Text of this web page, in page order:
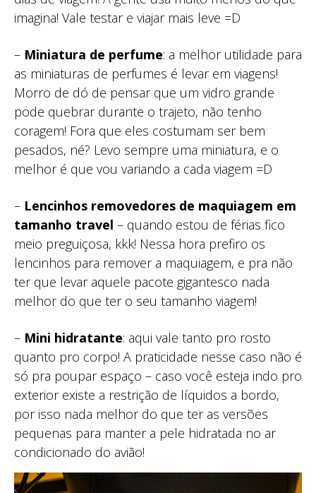
imagina! Vale testar e viajar mais leve =D
– Miniatura de perfume: a melhor utilidade para
as miniaturas de perfumes é levar em viagens!
Morro de dó de pensar que um vidro grande
pode quebrar durante o trajeto, não tenho
coragem! Fora que eles costumam ser bem
pesados, né? Levo sempre uma miniatura, e o
melhor é que vou variando a cada viagem =D
– Lencinhos removedores de maquiagem em
tamanho travel – quando estou de férias fico
meio preguiçosa, kkk! Nessa hora prefiro os
lencinhos para remover a maquiagem, e pra não
ter que levar aquele pacote gigantesco nada
melhor do que ter o seu tamanho viagem!
– Mini hidratante: aqui vale tanto pro rosto
quanto pro corpo! A praticidade nesse caso não é
só pra poupar espaço – caso você esteja indo pro
exterior existe a restrição de líquidos a bordo,
por isso nada melhor do que ter as versões
pequenas para manter a pele hidratada no ar
condicionado do avião!